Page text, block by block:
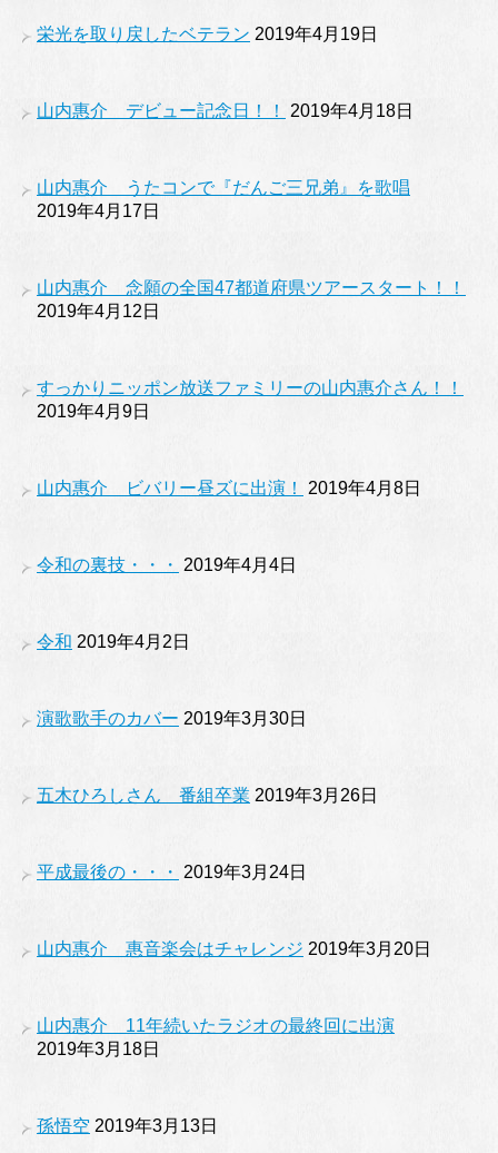
栄光を取り戻したベテラン 2019年4月19日
山内惠介 デビュー記念日！！ 2019年4月18日
山内惠介 うたコンで『だんご三兄弟』を歌唱
2019年4月17日
山内惠介 念願の全国47都道府県ツアースタート！！
2019年4月12日
すっかりニッポン放送ファミリーの山内惠介さん！！
2019年4月9日
山内惠介 ビバリー昼ズに出演！ 2019年4月8日
令和の裏技・・・ 2019年4月4日
令和 2019年4月2日
演歌歌手のカバー 2019年3月30日
五木ひろしさん 番組卒業 2019年3月26日
平成最後の・・・ 2019年3月24日
山内惠介 惠音楽会はチャレンジ 2019年3月20日
山内惠介 11年続いたラジオの最終回に出演
2019年3月18日
孫悟空 2019年3月13日